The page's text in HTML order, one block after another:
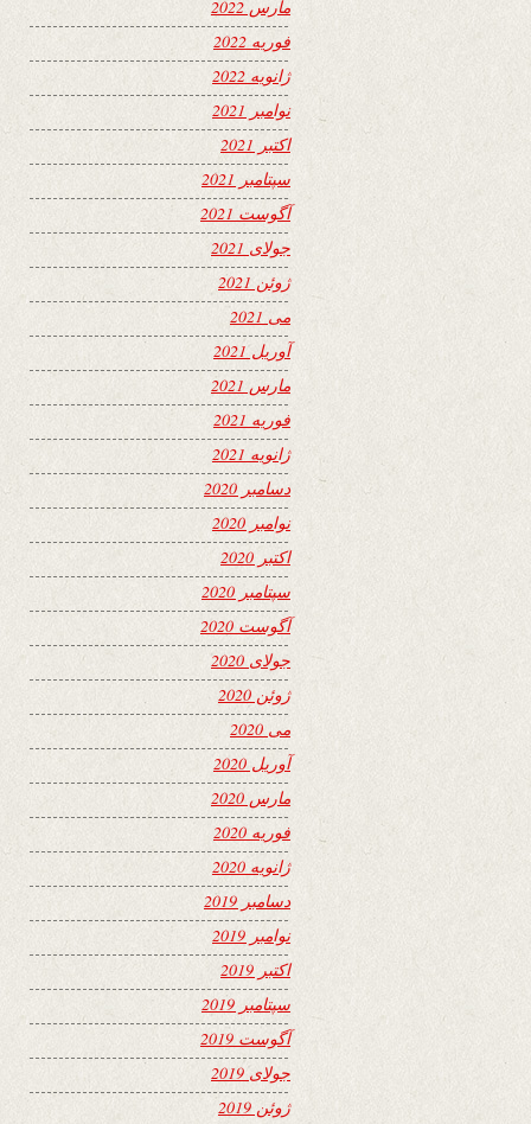
مارس 2022
فوریه 2022
ژانویه 2022
نوامبر 2021
اکتبر 2021
سپتامبر 2021
آگوست 2021
جولای 2021
ژوئن 2021
می 2021
آوریل 2021
مارس 2021
فوریه 2021
ژانویه 2021
دسامبر 2020
نوامبر 2020
اکتبر 2020
سپتامبر 2020
آگوست 2020
جولای 2020
ژوئن 2020
می 2020
آوریل 2020
مارس 2020
فوریه 2020
ژانویه 2020
دسامبر 2019
نوامبر 2019
اکتبر 2019
سپتامبر 2019
آگوست 2019
جولای 2019
ژوئن 2019